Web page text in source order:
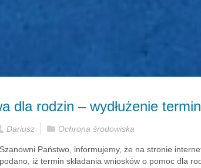
dla rodzin – wydłużenie
Dariusz Ochrona środowiska
Szanowni Państwo, informujemy, że na stronie
podano, iż termin składania wniosków o pomoc dla